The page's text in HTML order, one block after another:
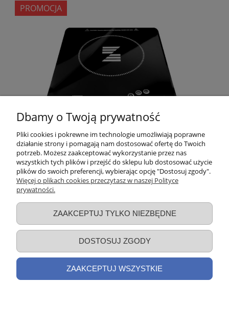
Kuchenka Indukcyjna Z-993R Zepter
1 099,00 zł
Cena regularna:1 194,00 zł
Najniższa cena:1 194,00 zł
DO KOSZYKA
PROMOCJA
Dbamy o Twoją prywatność
Pliki cookies i pokrewne im technologie umożliwiają poprawne
działanie strony i pomagają nam dostosować ofertę do Twoich
potrzeb. Możesz zaakceptować wykorzystanie przez nas
wszystkich tych plików i przejść do sklepu lub dostosować użycie
plików do swoich preferencji, wybierając opcję "Dostosuj zgody".
Więcej o plikach cookies przeczytasz w naszej Polityce
prywatności.
ZAAKCEPTUJ TYLKO NIEZBĘDNE
DOSTOSUJ ZGODY
ZAAKCEPTUJ WSZYSTKIE